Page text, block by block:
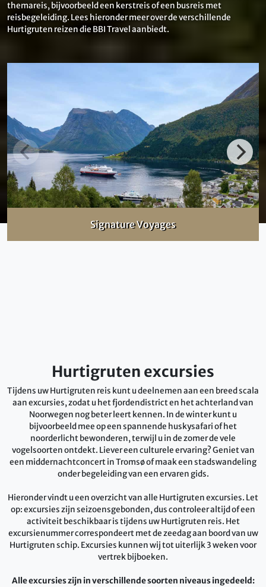
themareis, bijvoorbeeld een kerstreis of een busreis met
reisbegeleiding. Lees hieronder meer over de verschillende
Hurtigruten reizen die BBI Travel aanbiedt.
Signature Voyages
Hurtigruten excursies
Tijdens uw Hurtigruten reis kunt u deelnemen aan een breed scala
aan excursies, zodat u het fjordendistrict en het achterland van
Noorwegen nog beter leert kennen. In de winter kunt u
bijvoorbeeld mee op een spannende huskysafari of het
noorderlicht bewonderen, terwijl u in de zomer de vele
vogelsoorten ontdekt. Liever een culturele ervaring? Geniet van
een middernachtconcert in Tromsø of maak een stadswandeling
onder begeleiding van een ervaren gids.
Hieronder vindt u een overzicht van alle Hurtigruten excursies. Let
op: excursies zijn seizoensgebonden, dus controleer altijd of een
activiteit beschikbaar is tijdens uw Hurtigruten reis. Het
excursienummer correspondeert met de zeedag aan boord van uw
Hurtigruten schip. Excursies kunnen wij tot uiterlijk 3 weken voor
vertrek bijboeken.
Alle excursies zijn in verschillende soorten niveaus ingedeeld: